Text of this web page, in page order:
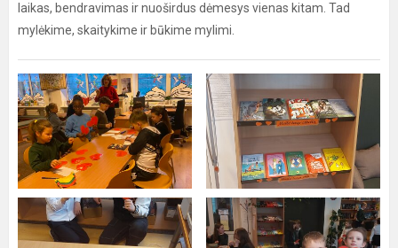
laikas, bendravimas ir nuoširdus dėmesys vienas kitam. Tad
mylėkime, skaitykime ir būkime mylimi.